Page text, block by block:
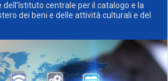
centrale per il catalogo e la
dei beni e delle attività culturali e del